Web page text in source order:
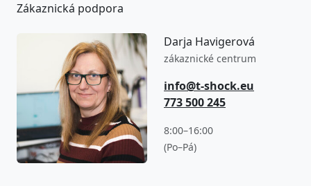
Zákaznická podpora
Darja Havigerová
zákaznické centrum
info@t-shock.eu
773 500 245
8:00–16:00
(Po–Pá)